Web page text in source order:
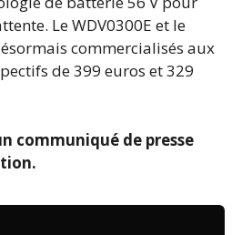
Le WDV0300E et le
commercialisés aux
de 399 euros et 329
communiqué de presse